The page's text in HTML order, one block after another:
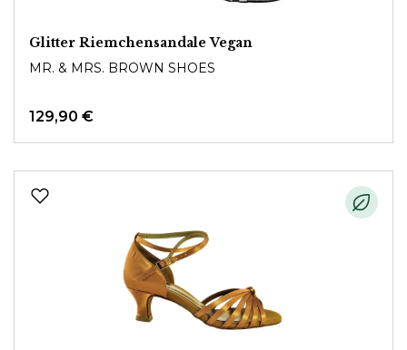
Glitter Riemchensandale Vegan
MR. & MRS. BROWN SHOES
129,90 €